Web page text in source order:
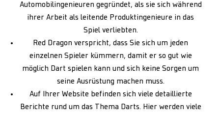
Automobilingenieuren gegründet, als sie sich während
ihrer Arbeit als leitende Produktingenieure in das
Spiel verliebten.
Red Dragon verspricht, dass Sie sich um jeden
einzelnen Spieler kümmern, damit er so gut wie
möglich Dart spielen kann und sich keine Sorgen um
seine Ausrüstung machen muss.
Auf Ihrer Website befinden sich viele detaillierte
Berichte rund um das Thema Darts. Hier werden viele